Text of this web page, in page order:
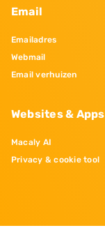
Email
Emailadres
Webmail
Email verhuizen
Websites & Apps
Macaly AI
Privacy & cookie tool